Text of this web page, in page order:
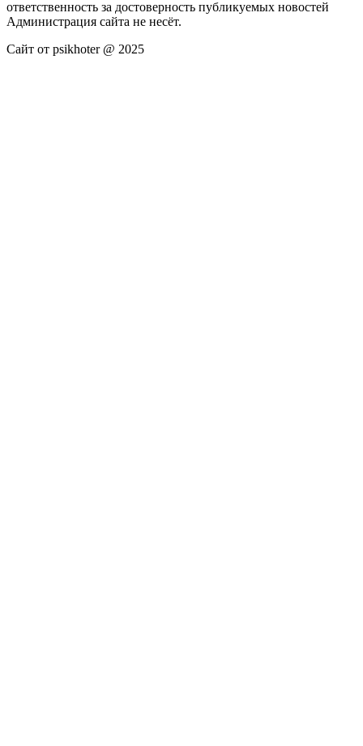
ответственность за достоверность публикуемых новостей
Администрация сайта не несёт.
Сайт от psikhoter @ 2025